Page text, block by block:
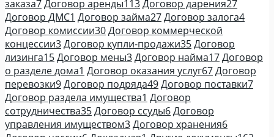
заказа7Договор аренды113Договор дарения27
Договор ДМС1 Договор займа27Договор залога4
Договор комиссии30Договор коммерческой
концессии3Договор купли-продажи35Договор
лизинга15Договор мены3Договор найма17Договор
о разделе дома1 Договор оказания услуг67Договор
перевозки9Договор подряда49Договор поставки7
Договор раздела имущества1 Договор
сотрудничества35Договор ссуды6Договор
управления имуществом3Договор хранения6